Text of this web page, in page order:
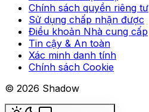
Chính sách quyền riêng tư
Sử dụng chấp nhận được
Điều khoản Nhà cung cấp
Tin cậy & An toàn
Xác minh danh tính
Chính sách Cookie
© 2026 Shadow